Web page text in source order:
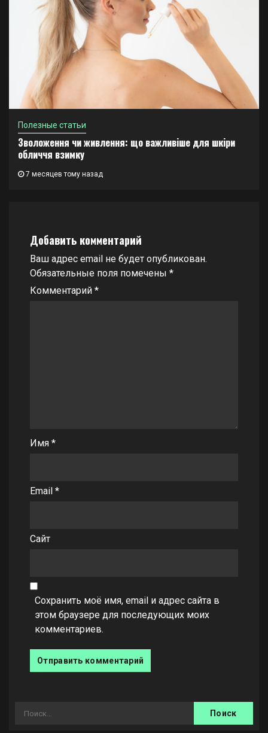
Полезные статьи
Зволоження чи живлення: що важливіше для шкіри
обличчя взимку
7 месяцев тому назад
Добавить комментарий
Ваш адрес email не будет опубликован.
Обязательные поля помечены *
Комментарий *
Имя *
Email *
Сайт
Сохранить моё имя, email и адрес сайта в
этом браузере для последующих моих
комментариев.
Найти: